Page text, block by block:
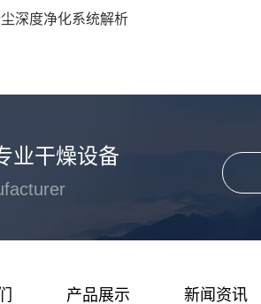
深度净化系统解析
业干燥设备
产品展示 新闻资讯